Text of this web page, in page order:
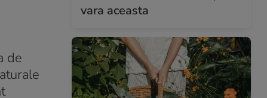
de
vara aceasta